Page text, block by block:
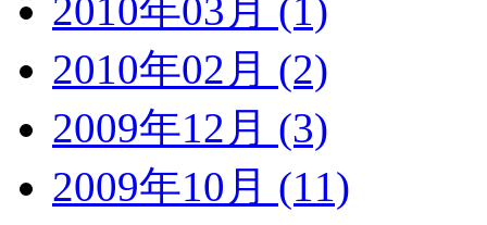
2010年03月 (1)
2010年02月 (2)
2009年12月 (3)
2009年10月 (11)